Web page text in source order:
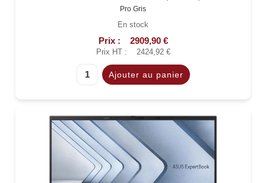
Pro Gris
En stock
Prix : 2909,90 €
Prix HT : 2424,92 €